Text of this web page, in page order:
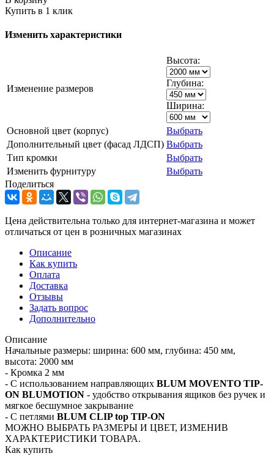
Купить в 1 клик
Изменить характеристики
Изменение размеров
Высота:
Глубина:
Ширина:
Основной цвет (корпус)
Выбрать
Дополнительный цвет (фасад ЛДСП) Выбрать
Тип кромки
Выбрать
Изменить фурнитуру
Выбрать
Поделиться
Цена действительна только для интернет-магазина и может
отличаться от цен в розничных магазинах
Описание
Как купить
Оплата
Доставка
Отзывы
Задать вопрос
Дополнительно
Описание
Начальные размеры: ширина: 600 мм, глубина: 450 мм,
высота: 2000 мм
- Кромка 2 мм
- С использованием направляющих BLUM MOVENTO TIP-
ON BLUMOTION - удобство открывания ящиков без ручек и
мягкое бесшумное закрывание
- C петлями BLUM CLIP top TIP-ON
МОЖНО ВЫБРАТЬ РАЗМЕРЫ И ЦВЕТ, ИЗМЕНИВ
ХАРАКТЕРИСТИКИ ТОВАРА.
Как купить